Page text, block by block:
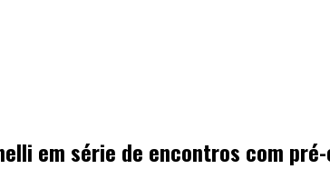
em série de encontros com